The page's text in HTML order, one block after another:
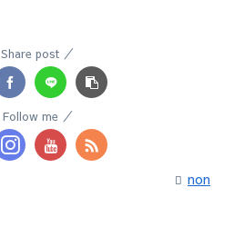
Share post
Follow me
non